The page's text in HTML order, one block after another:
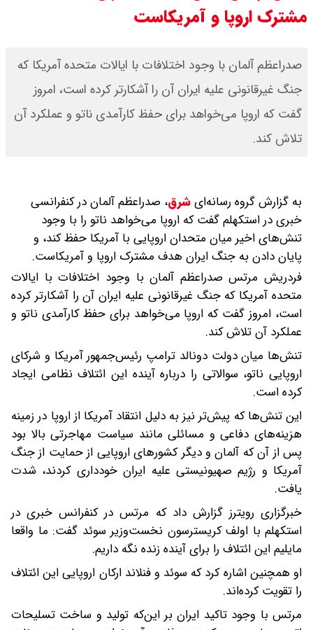
بقایی : عراقچی و قالیباف به پاکستان
می روند
قیمت سکه امامی امروز دوشنبه ۱۹
مرداد ۱۴۰۵ اعلام شد/ افزایش قیمت
شد / تمام دبیران شعام + اینفوگرافی
قیمت طلا ۲۴ عیار امروز دوشنبه ۱۹
مرداد ۱۴۰۵ اعلام شد/ افزایش قیمت
طلا
مشترک اروپا و آمریکاست
صدراعظم آلمان با وجود اختلافات با ایالات متحده آمریکا که
جنگ غیرقانونی علیه ایران آن را آشکارتر کرده است، امروز
گفت که اروپا می‌خواهد برای حفظ کارآمدی ناتو و عملکرد آن
تلاش کند.
به گزارش گروه رسانه‌ایشرق، صدراعظم آلمان در کنفرانسی
خبری در استکهلم گفت که اروپا می‌خواهد ناتو را با وجود
تنش‌های اخیر میان متحدان اروپایی با آمریکا حفظ کند، و
پایان دادن به جنگ ایران هدف مشترک اروپا و آمریکاست.
فردریش مرتس صدراعظم آلمان با وجود اختلافات با ایالات
متحده آمریکا که جنگ غیرقانونی علیه ایران آن را آشکارتر کرده
است، امروز گفت که اروپا می‌خواهد برای حفظ کارآمدی ناتو و
عملکرد آن تلاش کند.
تنش‌ها میان دولت دونالد ترامپ رئیس‌جمهور آمریکا و شرکای
اروپایی ناتو، سوالاتی را درباره آینده این ائتلاف نظامی ایجاد
کرده است.
این تنش‌ها که پیش‌تر نیز به دلیل انتقاد آمریکا از اروپا در زمینه
هزینه‌های دفاعی و مسائلی مانند سیاست مهاجرتی بالا بود
پس از آن که آلمان و دیگر کشورهای اروپایی از حمایت از جنگ
آمریکا و رژیم صهیونیستی علیه ایران خودداری کردند، شدت
یافت.
خبرگزاری رویترز گزارش داد که مرتس در کنفرانس خبری در
استکهلم با اولف کریسترسون نخست‌وزیر سوئد گفت: ما واقعا
مایلیم این ائتلاف را برای آینده زنده نگه داریم.
او همچنین اشاره کرد که سوئد و فنلاند ارکان اروپایی این ائتلاف
را تقویت کرده‌اند.
مرتس با وجود تاکید ایران بر این‌که تولید و ساخت تسلیحات